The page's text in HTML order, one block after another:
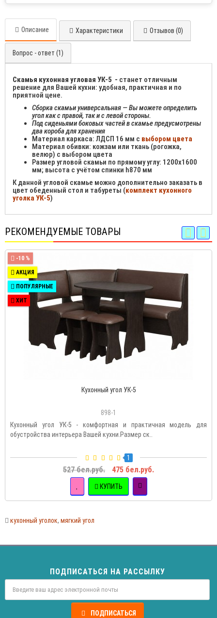
Описание Характеристики Отзывов (0)
Вопрос - ответ (1)
Скамья кухонная угловая УК-5 - станет отличным
решение для Вашей кухни: удобная, практичная и по
приятной цене.
Сборка скамьи универсальная — Вы можете определить
угол как с правой, так и с левой стороны.
Под сиденьями боковых частей в скамье предусмотрены
два короба для хранения
Материал каркаса: ЛДСП 16 мм с выбором цвета
Материал обивки: кожзам или ткань (рогожка,
велюр) с выбором цвета
Размер угловой скамьи по прямому углу: 1200х1600
мм; высота с учётом спинки h870 мм
К данной угловой скамье можно дополнительно заказать в
цвет обеденный стол и табуреты (комплект кухонного
уголка УК-5)
РЕКОМЕНДУЕМЫЕ ТОВАРЫ
-10 %
АКЦИЯ
ПОПУЛЯРНЫЕ
ХИТ
Кухонный угол УК-5
898-1
Кухонный угол УК-5 - комфортная и практичная модель для
обустройства интерьера Вашей кухни.Размер ск..
1
527 бел.руб. 475 бел.руб.
КУПИТЬ
кухонный уголок, мягкий угол
ПОДПИСАТЬСЯ НА РАССЫЛКУ
ПОДПИСАТЬСЯ